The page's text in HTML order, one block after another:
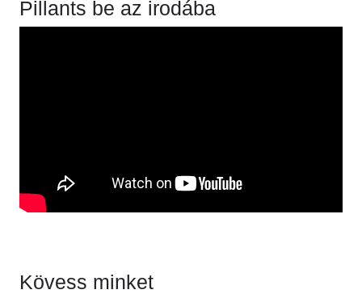
Pillants be az irodába
Kövess minket